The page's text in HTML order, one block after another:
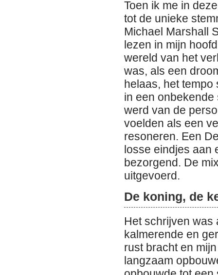
Toen ik me in
tot de unieke
Michael Marshall
lezen in mijn
wereld van het
was, als een
helaas, het
in een
werd van de
voelden als een
resoneren. Een
losse eindjes aan
bezorgend. De
uitgevoerd.
De koning, de
Het schrijven was
kalmerende en
rust bracht en
langzaam